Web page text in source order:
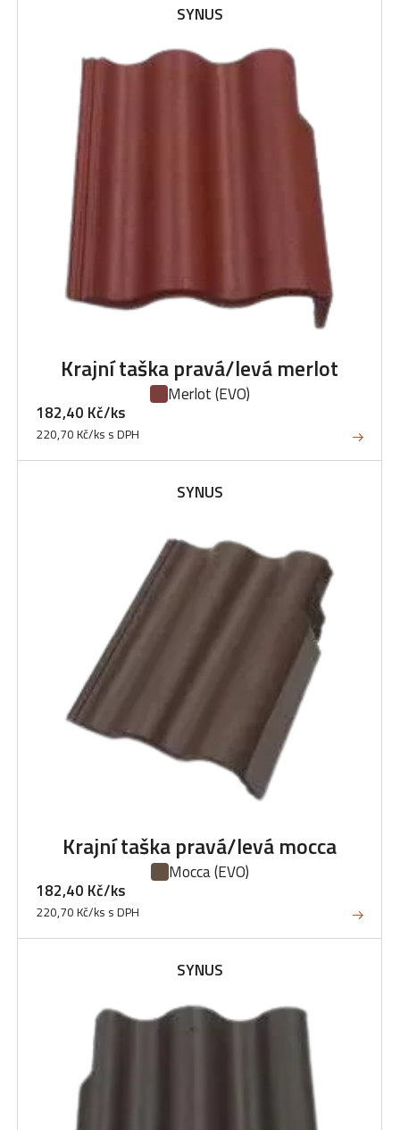
SYNUS
Krajní taška pravá/levá merlot
Merlot(EVO)
182,40 Kč/ks
220,70 Kč/ks s DPH
SYNUS
Krajní taška pravá/levá mocca
Mocca(EVO)
182,40 Kč/ks
220,70 Kč/ks s DPH
SYNUS